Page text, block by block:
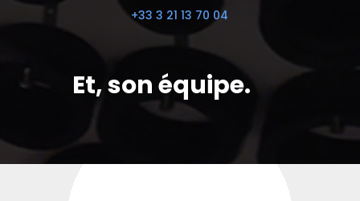
+33 3 21 13 70 04
Et, son équipe.